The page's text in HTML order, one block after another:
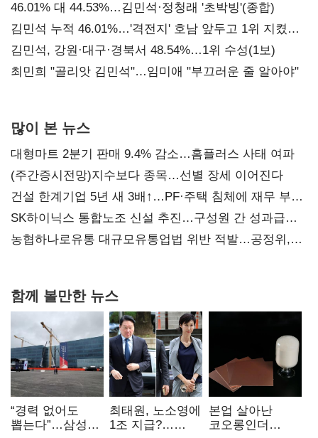
대표된 양 당직 배분"
46.01% 대 44.53%…김민석·정청래 '초박빙'(종합)
김민석 누적 46.01%…'격전지' 호남 앞두고 1위 지켰다
(2보)
김민석, 강원·대구·경북서 48.54%…1위 수성(1보)
최민희 "골리앗 김민석"…임미애 "부끄러운 줄 알아야"
많이 본 뉴스
대형마트 2분기 판매 9.4% 감소…홈플러스 사태 여파
(주간증시전망)지수보다 종목…선별 장세 이어진다
건설 한계기업 5년 새 3배↑…PF·주택 침체에 재무 부담
확대
SK하이닉스 통합노조 신설 추진…구성원 간 성과급
불만 확산
농협하나로유통 대규모유통업법 위반 적발…공정위,
함께 볼만한 뉴스
“경력 없어도
뽑는다”…삼성
최태원, 노소영에
1조 지급?…
본업 살아난
코오롱인더